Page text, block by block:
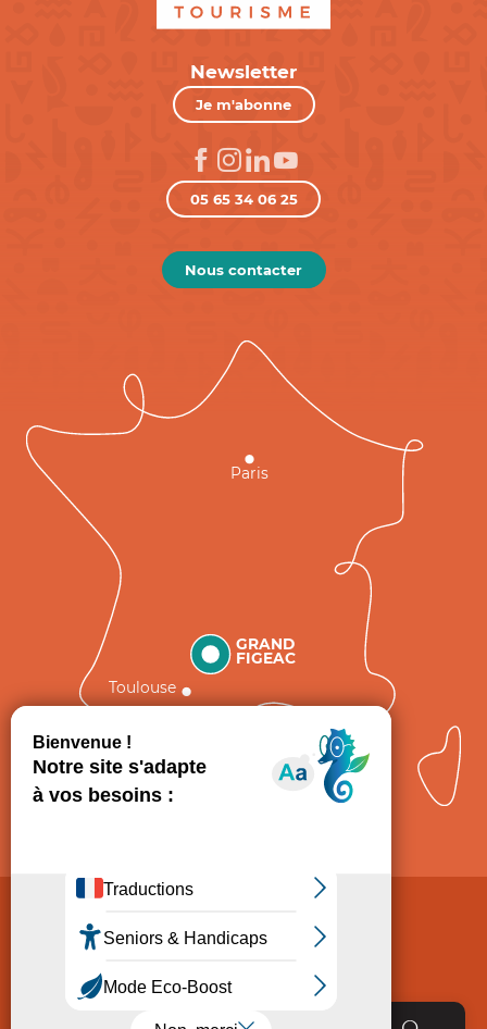
Newsletter
Je m'abonne
05 65 34 06 25
Nous contacter
GRAND
FIGEAC
Toulouse
Paris
Politique de Protection des données
Accessibilité : non conforme